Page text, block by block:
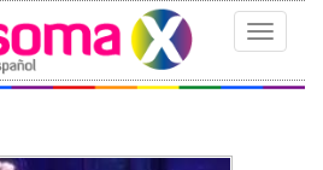
Toggle